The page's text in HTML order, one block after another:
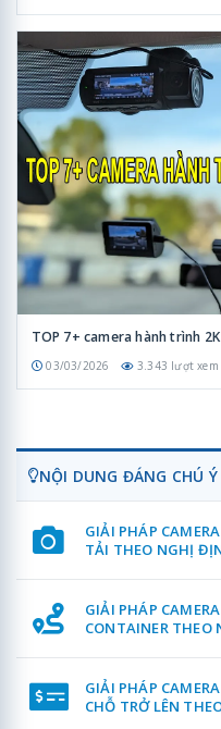
TOP 7+ camera hành trình
03/03/2026 3.343 lượt xem
NỘI DUNG ĐÁNG CHÚ Ý
GIẢI PHÁP
TẢI THEO NGHỊ
GIẢI PHÁP
CONTAINER
GIẢI PHÁP
CHỖ TRỞ LÊN